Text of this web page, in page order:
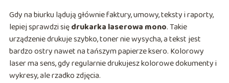
Gdy na biurku lądują głównie faktury, umowy, teksty i raporty,
lepiej sprawdzi siędrukarka laserowa mono. Takie
urządzenie drukuje szybko, toner nie wysycha, a tekst jest
bardzo ostry nawet na tańszym papierze ksero. Kolorowy
laser ma sens, gdy regularnie drukujesz kolorowe dokumenty i
wykresy, ale rzadko zdjęcia.